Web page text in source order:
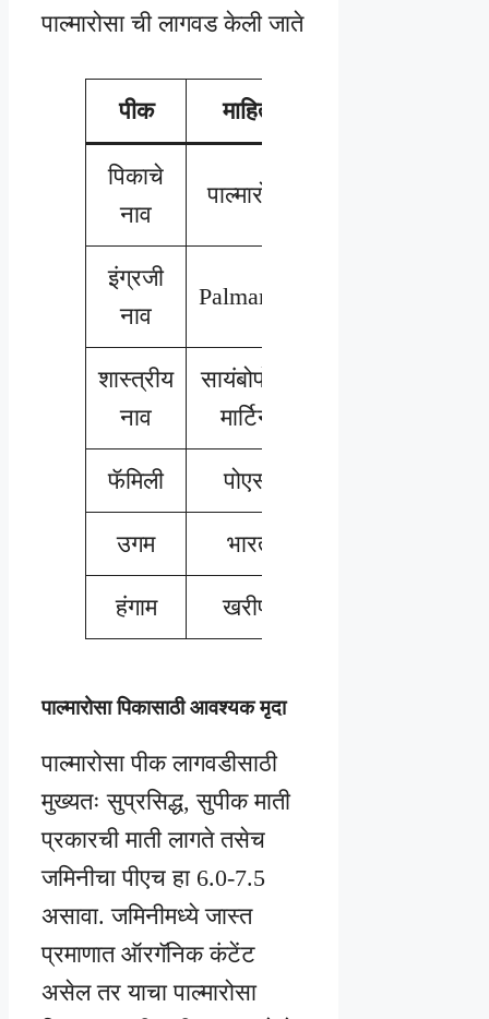
पाल्मारोसा ची लागवड केली जाते
पीक माहिती
पिकाचे
नाव
पाल्मारोसा
इंग्रजी
नाव
Palmarosa
शास्त्रीय
नाव
सायंबोपोगन
मार्टिनी
फॅमिली पोएसी
उगम भारत
हंगाम खरीफ
पाल्मारोसा पिकासाठी आवश्यक मृदा
पाल्मारोसा पीक लागवडीसाठी
मुख्यतः सुप्रसिद्ध, सुपीक माती
प्रकारची माती लागते तसेच
जमिनीचा पीएच हा 6.0-7.5
असावा. जमिनीमध्ये जास्त
प्रमाणात ऑरगॅनिक कंटेंट
असेल तर याचा पाल्मारोसा